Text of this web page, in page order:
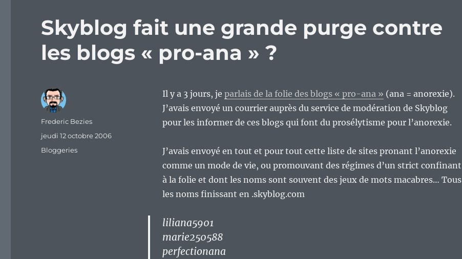
Skyblog fait une grande purge contre
les blogs « pro-ana » ?
Il y a 3 jours, je parlais de la folie des blogs « pro-ana » (ana = anorexie).
J’avais envoyé un courrier auprès du service de modération de Skyblog
pour les informer de ces blogs qui font du prosélytisme pour l’anorexie.
J’avais envoyé en tout et pour tout cette liste de sites pronant l’anorexie
comme un mode de vie, ou promouvant des régimes d’un strict confinant
à la folie et dont les noms sont souvent des jeux de mots macabres… Tous
les noms finissant en .skyblog.com
liliana5901
marie250588
perfectionana
Auteur
Frederic Bezies
Publié
le
jeudi 12 octobre 2006
Catégories
Bloggeries